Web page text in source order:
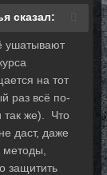
сказал:
ушатывают
на тот
раз всё по-
так же). Что
даст, даже
защитить